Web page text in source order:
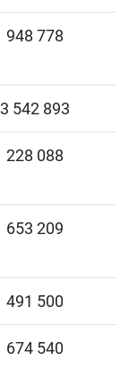
948 778
3 542 893
228 088
653 209
491 500
674 540